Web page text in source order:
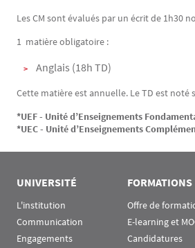
Les CM sont évalués par un écrit de 1h30
1 matière obligatoire :
Anglais (18h TD)
Cette matière est annuelle. Le TD est noté
*UEF - Unité d’Enseignements
*UEC - Unité d’Enseignements
UNIVERSITÉ
L'institution
Communication
Engagements
FORMATIONS
Offre de
E-learning et
Candidatures